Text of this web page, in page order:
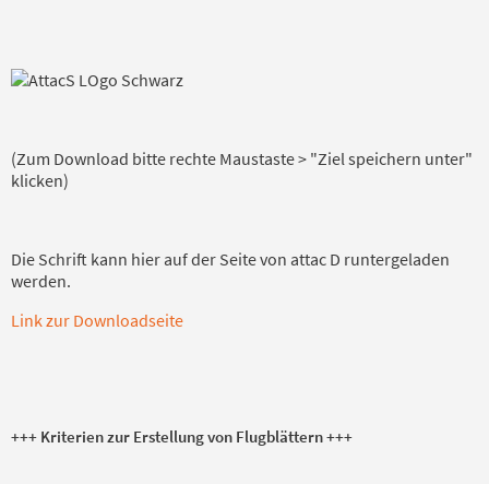
(Zum Download bitte rechte Maustaste > "Ziel speichern unter"
klicken)
Die Schrift kann hier auf der Seite von attac D runtergeladen
werden.
Link zur Downloadseite
+++ Kriterien zur Erstellung von Flugblättern +++